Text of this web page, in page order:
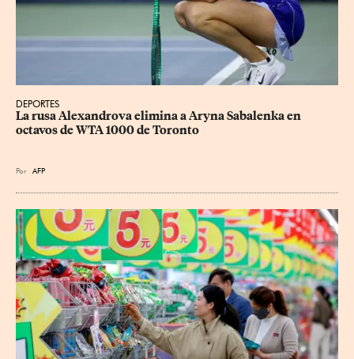
DEPORTES
La rusa Alexandrova elimina a Aryna Sabalenka en
octavos de WTA 1000 de Toronto
Por AFP